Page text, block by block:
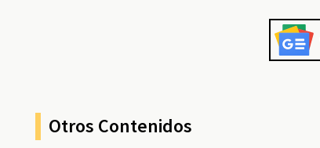
Otros Contenidos